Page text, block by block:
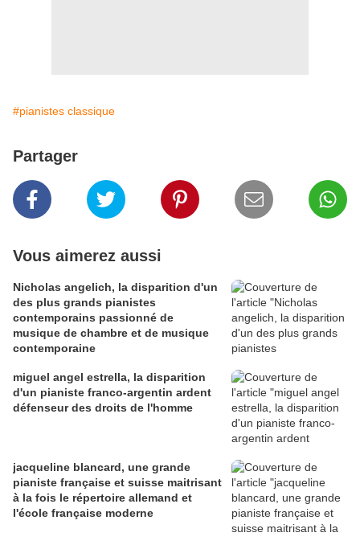
#pianistes classique
Partager
Vous aimerez aussi
Nicholas angelich, la disparition d'un
des plus grands pianistes
contemporains passionné de
musique de chambre et de musique
contemporaine
miguel angel estrella, la disparition
d'un pianiste franco-argentin ardent
défenseur des droits de l'homme
jacqueline blancard, une grande
pianiste française et suisse maitrisant
à la fois le répertoire allemand et
l'école française moderne